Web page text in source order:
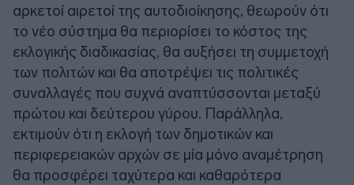
αρκετοί αιρετοί της αυτοδιοίκησης, θεωρούν ότι
το νέο σύστημα θα περιορίσει το κόστος της
εκλογικής διαδικασίας, θα αυξήσει τη συμμετοχή
των πολιτών και θα αποτρέψει τις πολιτικές
συναλλαγές που συχνά αναπτύσσονται μεταξύ
πρώτου και δεύτερου γύρου. Παράλληλα,
εκτιμούν ότι η εκλογή των δημοτικών και
περιφερειακών αρχών σε μία μόνο αναμέτρηση
θα προσφέρει ταχύτερα και καθαρότερα